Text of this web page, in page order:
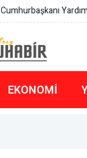
Cumhurbaşkanı
EKONOMI